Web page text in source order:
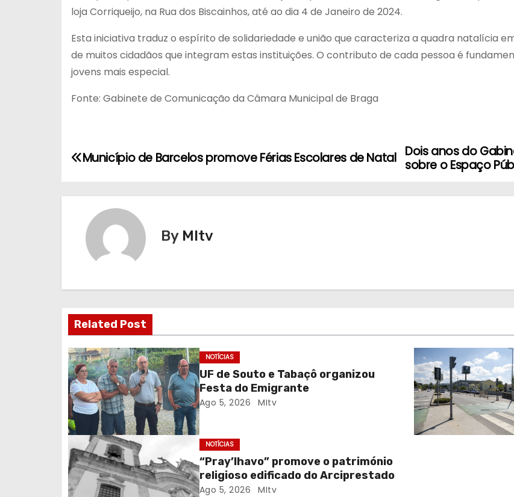
loja Corriqueijo, na Rua dos Biscainhos, até ao dia 4 de Janeiro de 2024.
Esta iniciativa traduz o espírito de solidariedade e união que caracteriza a quadra natalícia
de muitos cidadãos que integram estas instituições. O contributo de cada pessoa é
jovens mais especial.
Fonte: Gabinete de Comunicação da Câmara Municipal de Braga
N
ç
ã
o
d
e
a
r
t
Dois anos do
sobre o Espaço
Município de Barcelos promove Férias Escolares de Natal
By MItv
Related Post
NOTÍCIAS
UF de Souto e Tabaçô organizou
Festa do Emigrante
Ago 5, 2026 MItv
NOTÍCIAS
“Pray’lhavo” promove o património
religioso edificado do Arciprestado
Ago 5, 2026 MItv